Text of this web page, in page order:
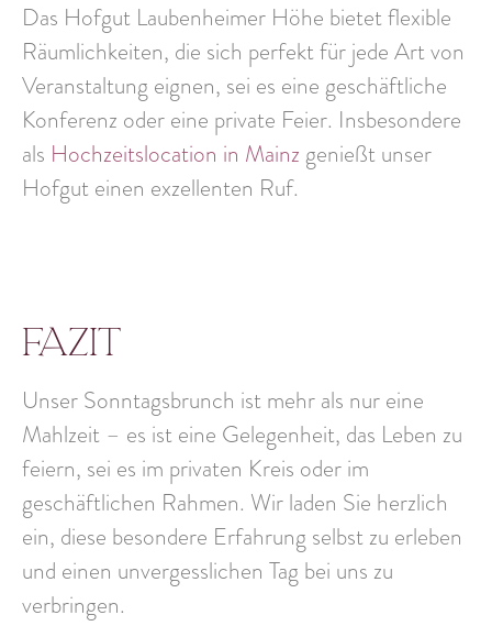
Das Hofgut Laubenheimer Höhe bietet flexible
Räumlichkeiten, die sich perfekt für jede Art von
Veranstaltung eignen, sei es eine geschäftliche
Konferenz oder eine private Feier. Insbesondere
als Hochzeitslocation in Mainz genießt unser
Hofgut einen exzellenten Ruf.
Fazit
Unser Sonntagsbrunch ist mehr als nur eine
Mahlzeit – es ist eine Gelegenheit, das Leben zu
feiern, sei es im privaten Kreis oder im
geschäftlichen Rahmen. Wir laden Sie herzlich
ein, diese besondere Erfahrung selbst zu erleben
und einen unvergesslichen Tag bei uns zu
verbringen.